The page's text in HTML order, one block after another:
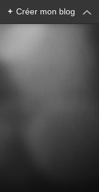
+ Créer mon blog